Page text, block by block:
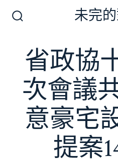
換
關
未完
省政協
次會議
意豪宅
提案